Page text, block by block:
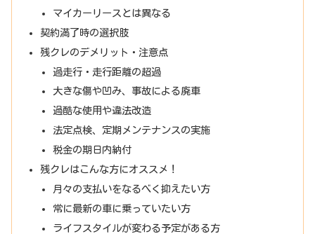
マイカーリースとは異なる
契約満了時の選択肢
残クレのデメリット・注意点
過走行・走行距離の超過
大きな傷や凹み、事故による廃車
過酷な使用や違法改造
法定点検、定期メンテナンスの実施
税金の期日内納付
残クレはこんな方にオススメ！
月々の支払いをなるべく抑えたい方
常に最新の車に乗っていたい方
ライフスタイルが変わる予定がある方